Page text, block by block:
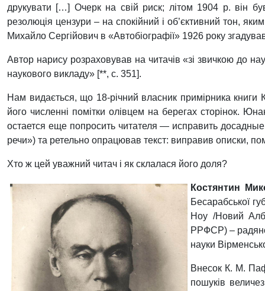
друкувати […] Очерк на свій риск; літом 1904 р. він
резолюція цензури – на спокійний і об’єктивний тон,
Михайло Сергійович в «Автобіографії» 1926 року
Автор нарису розраховував на читачів «зі звичкою до
наукового викладу» [**, с. 351].
Нам видається, що 18-річний власник примірника
його численні помітки олівцем на берегах сторінок.
остается еще попросить читателя — исправить
речи») та ретельно опрацював текст: виправив описки,
Хто ж цей уважний читач і як склалася його доля?
Костянтин
Бесарабської
Ноу /Новий
РРФСР) –
науки
Внесок К. М.
пошуків